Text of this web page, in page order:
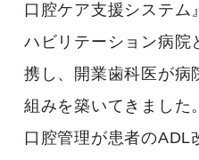
口腔ケア支援システム
ハビリテーション病院
携し、開業歯科医が病
組みを築いてきました
口腔管理が患者のADL